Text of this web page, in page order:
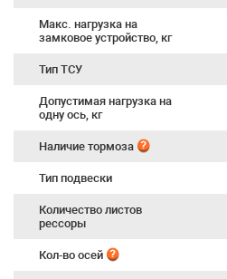
Макс. нагрузка на
замковое устройство, кг
Тип ТСУ
Допустимая нагрузка на
одну ось, кг
Наличие тормоза
Тип подвески
Количество листов
рессоры
Кол-во осей